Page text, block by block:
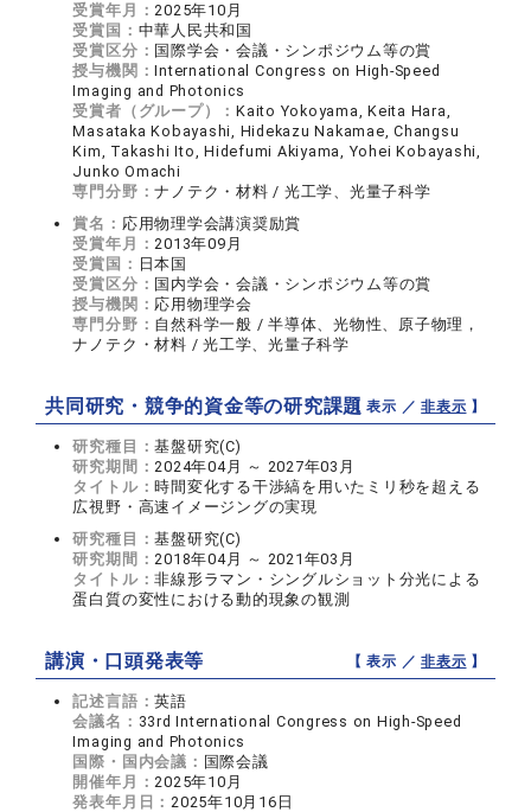
受賞年月：2025年10月
受賞国： 中華人民共和国
受賞区分： 国際学会・会議・シンポジウム等の賞
授与機関：International Congress on High-Speed
Imaging and Photonics
受賞者（グループ）：Kaito Yokoyama, Keita Hara,
Masataka Kobayashi, Hidekazu Nakamae, Changsu
Kim, Takashi Ito, Hidefumi Akiyama, Yohei Kobayashi,
Junko Omachi
専門分野：ナノテク・材料 / 光工学、光量子科学
賞名： 応用物理学会講演奨励賞
受賞年月：2013年09月
受賞国： 日本国
受賞区分： 国内学会・会議・シンポジウム等の賞
授与機関： 応用物理学会
専門分野： 自然科学一般 / 半導体、光物性、原子物理，
ナノテク・材料 / 光工学、光量子科学
共同研究・競争的資金等の研究課題【 表示 ／非表示 】
研究種目：基盤研究(C)
研究期間：2024年04月 ～ 2027年03月
タイトル：時間変化する干渉縞を用いたミリ秒を超える
広視野・高速イメージングの実現
研究種目：基盤研究(C)
研究期間：2018年04月 ～ 2021年03月
タイトル：非線形ラマン・シングルショット分光による
蛋白質の変性における動的現象の観測
講演・口頭発表等 【 表示 ／非表示 】
記述言語：英語
会議名： 33rd International Congress on High-Speed
Imaging and Photonics
国際・国内会議： 国際会議
開催年月：2025年10月
発表年月日：2025年10月16日